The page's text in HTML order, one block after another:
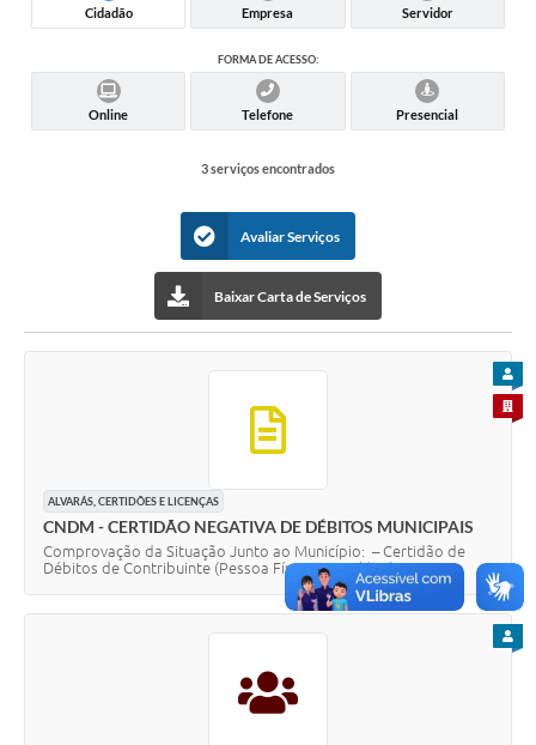
Notícias
Formulários
Enquete
Links
Telefones Úteis
Cidadão Empresa Servidor
FORMA DE ACESSO:
Online Telefone Presencial
3 serviços encontrados
Avaliar Serviços
Baixar Carta de Serviços
ALVARÁS, CERTIDÕES E LICENÇAS
CNDM - CERTIDÃO NEGATIVA DE DÉBITOS MUNICIPAIS
Comprovação da Situação Junto ao Município: – Certidão de
Débitos de Contribuinte (Pessoa Física ou Jurídica).
PARA